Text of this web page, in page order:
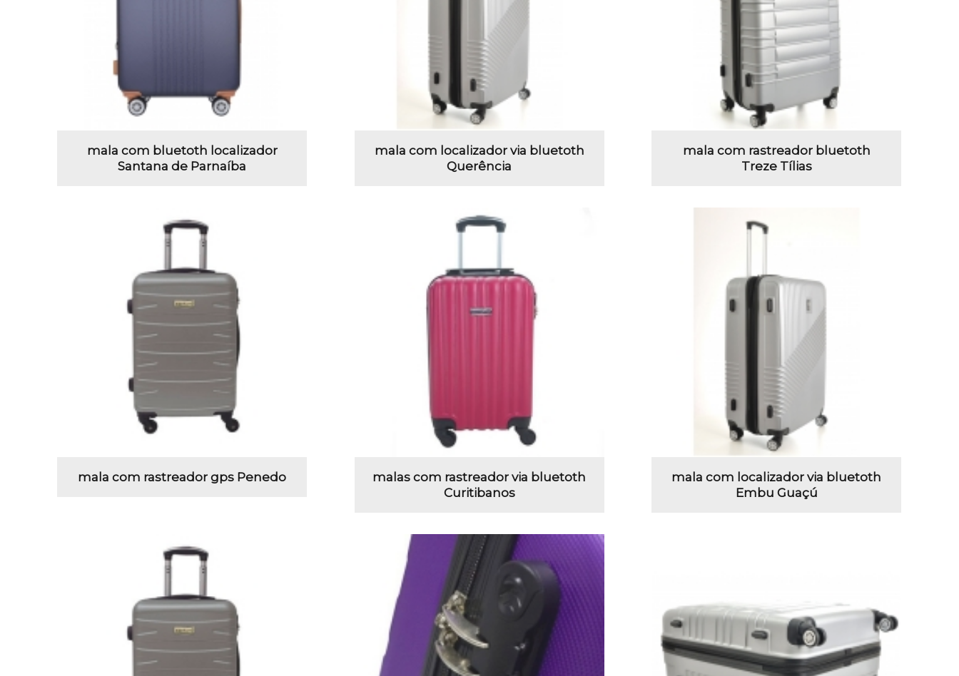
mala com bluetoth localizador
Santana de Parnaíba
mala com localizador via bluetoth
Querência
mala com rastreador bluetoth
Treze Tílias
mala com rastreador gps Penedo
malas com rastreador via bluetoth
Curitibanos
mala com localizador via bluetoth
Embu Guaçú